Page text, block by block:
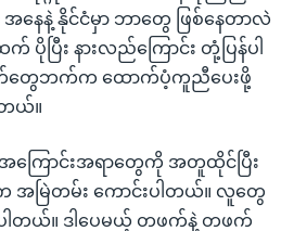
နေနဲ့ နိုင်ငံမှာ ဘာတွေ ဖြစ်နေတာလဲ
ပြီး နားလည်ကြောင်း တုံ့ပြန်ပါ
တွေဘက်က ထောက်ပံ့ကူညီပေးဖို့
ယ်။
ကြောင်းအရာတွေကို အတူထိုင်ပြီး
အမြဲတမ်း ကောင်းပါတယ်။ လူတွေ
ါတယ်။ ဒါပေမယ့် တဖက်နဲ့ တဖက်